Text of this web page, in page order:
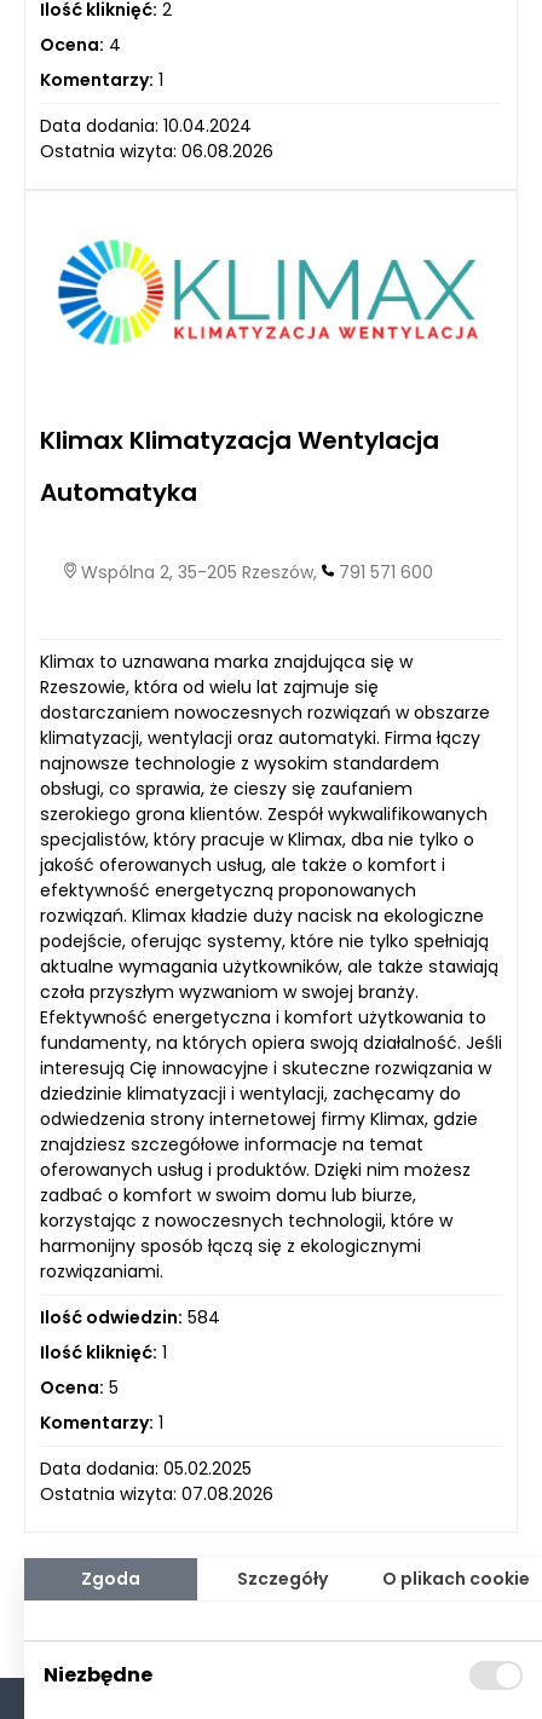
Ilość kliknięć: 2
Ocena: 4
Komentarzy: 1
Data dodania: 10.04.2024
Ostatnia wizyta: 06.08.2026
Klimax Klimatyzacja Wentylacja
Automatyka
Wspólna 2, 35-205 Rzeszów, 791 571 600
Klimax to uznawana marka znajdująca się w
Rzeszowie, która od wielu lat zajmuje się
dostarczaniem nowoczesnych rozwiązań w obszarze
klimatyzacji, wentylacji oraz automatyki. Firma łączy
najnowsze technologie z wysokim standardem
obsługi, co sprawia, że cieszy się zaufaniem
szerokiego grona klientów. Zespół wykwalifikowanych
specjalistów, który pracuje w Klimax, dba nie tylko o
jakość oferowanych usług, ale także o komfort i
efektywność energetyczną proponowanych
rozwiązań. Klimax kładzie duży nacisk na ekologiczne
podejście, oferując systemy, które nie tylko spełniają
aktualne wymagania użytkowników, ale także stawiają
czoła przyszłym wyzwaniom w swojej branży.
Efektywność energetyczna i komfort użytkowania to
fundamenty, na których opiera swoją działalność. Jeśli
interesują Cię innowacyjne i skuteczne rozwiązania w
dziedzinie klimatyzacji i wentylacji, zachęcamy do
odwiedzenia strony internetowej firmy Klimax, gdzie
znajdziesz szczegółowe informacje na temat
oferowanych usług i produktów. Dzięki nim możesz
zadbać o komfort w swoim domu lub biurze,
korzystając z nowoczesnych technologii, które w
harmonijny sposób łączą się z ekologicznymi
rozwiązaniami.
Ilość odwiedzin: 584
Ilość kliknięć: 1
Ocena: 5
Komentarzy: 1
Data dodania: 05.02.2025
Ostatnia wizyta: 07.08.2026
Zgoda Szczegóły O plikach cookie
Niezbędne